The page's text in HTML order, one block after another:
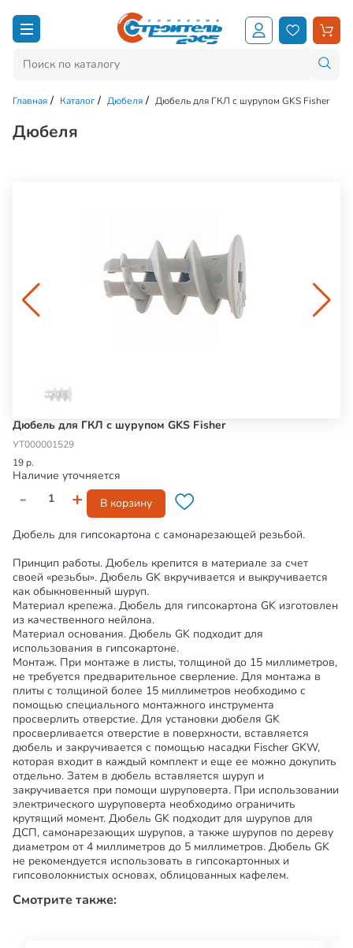
Главная Каталог Дюбеля Дюбель для ГКЛ с шурупом GKS Fisher
Дюбеля
Дюбель для ГКЛ с шурупом GKS Fisher
УТ000001529
19 р.
Наличие уточняется
- + В корзину
Дюбель для гипсокартона с самонарезающей резьбой.
Принцип работы. Дюбель крепится в материале за счет
своей «резьбы». Дюбель GK вкручивается и выкручивается
как обыкновенный шуруп.
Материал крепежа. Дюбель для гипсокартона GK изготовлен
из качественного нейлона.
Материал основания. Дюбель GK подходит для
использования в гипсокартоне.
Монтаж. При монтаже в листы, толщиной до 15 миллиметров,
не требуется предварительное сверление. Для монтажа в
плиты с толщиной более 15 миллиметров необходимо с
помощью специального монтажного инструмента
просверлить отверстие. Для установки дюбеля GK
просверливается отверстие в поверхности, вставляется
дюбель и закручивается с помощью насадки Fischer GKW,
которая входит в каждый комплект и еще ее можно докупить
отдельно. Затем в дюбель вставляется шуруп и
закручивается при помощи шуруповерта. При использовании
электрического шуруповерта необходимо ограничить
крутящий момент. Дюбель GK подходит для шурупов для
ДСП, самонарезающих шурупов, а также шурупов по дереву
диаметром от 4 миллиметров до 5 миллиметров. Дюбель GK
не рекомендуется использовать в гипсокартонных и
гипсоволокнистых основах, облицованных кафелем.
Смотрите также: